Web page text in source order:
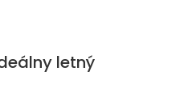
letný